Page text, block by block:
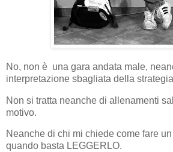
No, non è una gara andata male,
interpretazione sbagliata della
Non si tratta neanche di allenamenti
motivo.
Neanche di chi mi chiede come fare
quando basta LEGGERLO.